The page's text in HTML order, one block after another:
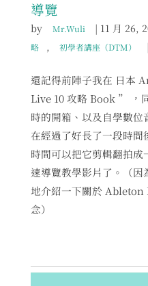
導覽
by Mr.Wuli | 11 月 26,
略
, 初學者講座（DTM） |
還記得前陣子我在 日本
Live 10 攻略 Book ” ，
時的開箱、以及自學數位
在經過了好長了一段時間
時間可以把它剪輯翻拍
速導覽教學影片了。（
地介紹一下關於 Ableton
念）